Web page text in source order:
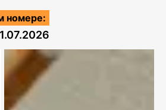
номере: